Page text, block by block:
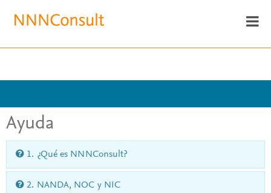
Ayuda
1. ¿Qué es NNNConsult?
2. NANDA, NOC y NIC